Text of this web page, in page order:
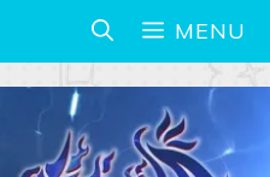
MENU